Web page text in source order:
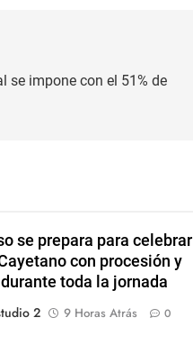
se impone con el 51% de
se prepara para celebrar
con procesión y
toda la jornada
2
9 Horas Atrás 0